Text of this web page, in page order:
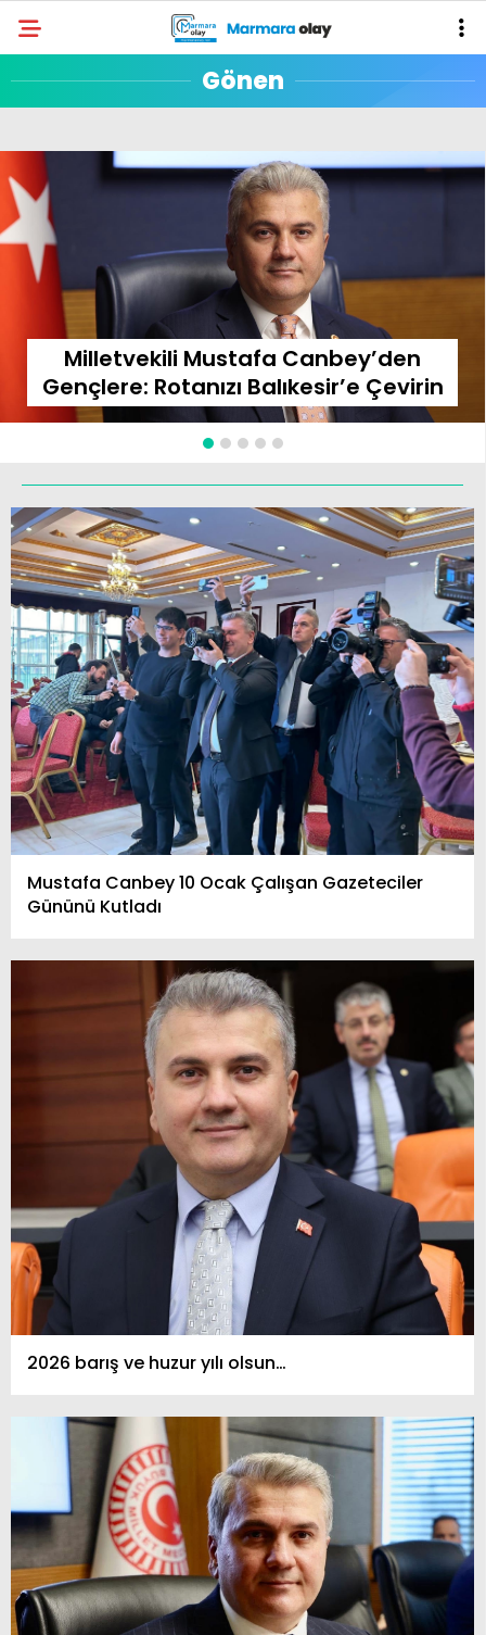
Gönen
Milletvekili Mustafa Canbey’den
Gençlere: Rotanızı Balıkesir’e Çevirin
Mustafa Canbey 10 Ocak Çalışan Gazeteciler
Gününü Kutladı
2026 barış ve huzur yılı olsun…